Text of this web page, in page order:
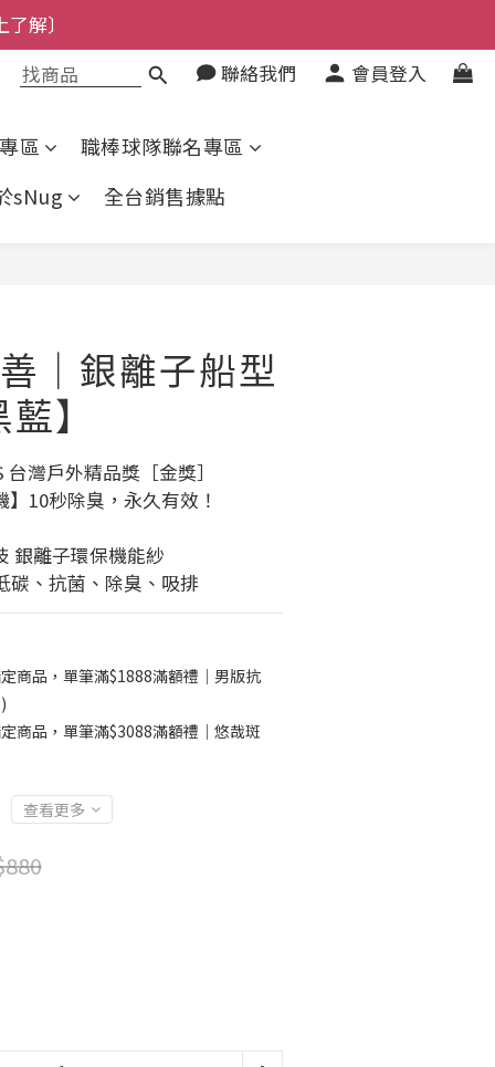
〕
解〕
〕
聯絡我們 會員登入
區
職棒球隊聯名專區
sNug 全台銷售據點
善｜銀離子船型
】
台灣戶外精品獎［金獎］
】10秒除臭，永久有效！
銀離子環保機能紗
碳、抗菌、除臭、吸排
商品，單筆滿$1888滿額禮｜男版抗
商品，單筆滿$3088滿額禮｜悠哉斑
查看更多